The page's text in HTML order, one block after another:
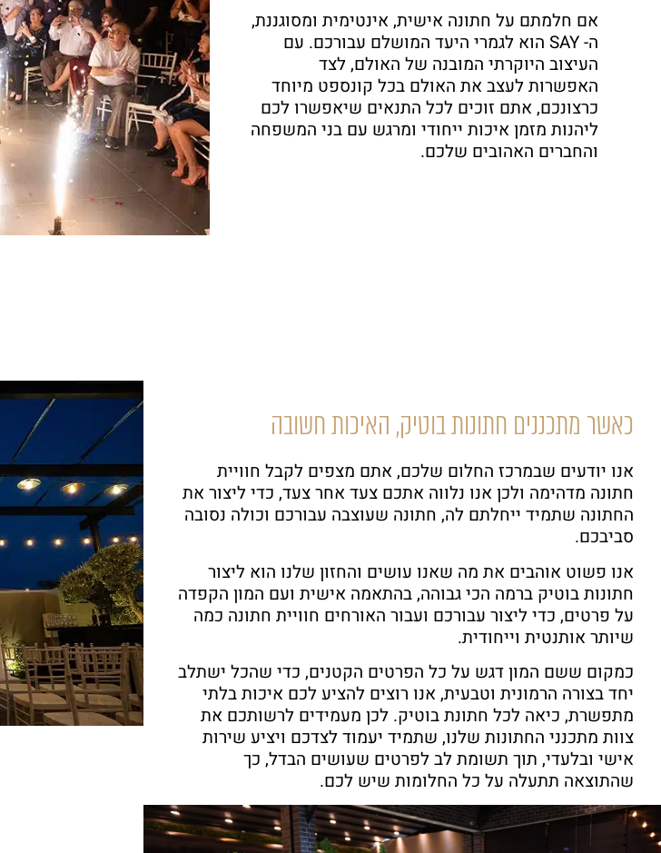
אם חלמתם על חתונה אישית, אינטימית ומסוגננת,
ה- SAY הוא לגמרי היעד המושלם עבורכם. עם
העיצוב היוקרתי המובנה של האולם, לצד
האפשרות לעצב את האולם בכל קונספט מיוחד
כרצונכם, אתם זוכים לכל התנאים שיאפשרו לכם
ליהנות מזמן איכות ייחודי ומרגש עם בני המשפחה
והחברים האהובים שלכם.
כאשר מתכננים חתונות בוטיק, האיכות חשובה
אנו יודעים שבמרכז החלום שלכם, אתם מצפים לקבל חוויית
חתונה מדהימה ולכן אנו נלווה אתכם צעד אחר צעד, כדי ליצור את
החתונה שתמיד ייחלתם לה, חתונה שעוצבה עבורכם וכולה נסובה
סביבכם.
אנו פשוט אוהבים את מה שאנו עושים והחזון שלנו הוא ליצור
חתונות בוטיק ברמה הכי גבוהה, בהתאמה אישית ועם המון הקפדה
על פרטים, כדי ליצור עבורכם ועבור האורחים חוויית חתונה כמה
שיותר אותנטית וייחודית.
כמקום ששם המון דגש על כל הפרטים הקטנים, כדי שהכל ישתלב
יחד בצורה הרמונית וטבעית, אנו רוצים להציע לכם איכות בלתי
מתפשרת, כיאה לכל חתונת בוטיק. לכן מעמידים לרשותכם את
צוות מתכנני החתונות שלנו, שתמיד יעמוד לצדכם ויציע שירות
אישי ובלעדי, תוך תשומת לב לפרטים שעושים הבדל, כך
שהתוצאה תתעלה על כל החלומות שיש לכם.